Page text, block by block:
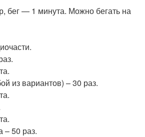
бег — 1 минута. Можно бегать на
из вариантов) – 30 раз.
– 50 раз.